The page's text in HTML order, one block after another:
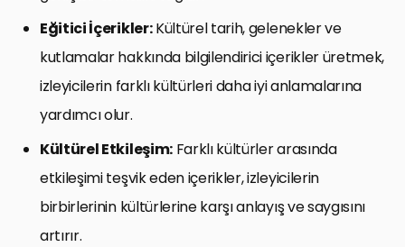
Eğitici İçerikler:Kültürel tarih, gelenekler ve
kutlamalar hakkında bilgilendirici içerikler üretmek,
izleyicilerin farklı kültürleri daha iyi anlamalarına
yardımcı olur.
Kültürel Etkileşim:Farklı kültürler arasında
etkileşimi teşvik eden içerikler, izleyicilerin
birbirlerinin kültürlerine karşı anlayış ve saygısını
artırır.